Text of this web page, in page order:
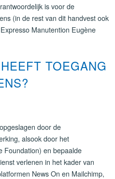
is voor de
(in de rest van dit handvest ook
Manutention Eugène
TOEGANG
door de
alsook door het
Foundation) en bepaalde
verlenen in het kader van
News On en Mailchimp,